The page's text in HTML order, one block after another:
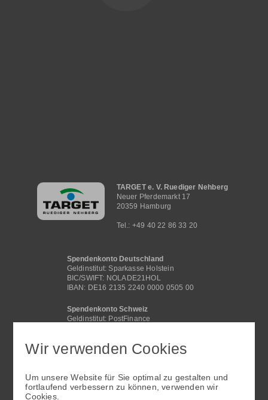
Hauptnavigation
TARGET e. V. Ruediger Nehberg
Neuer Pferdemarkt 17
20359 Hamburg
Tel.: +49 40 22 86 33 20
Spendenkonto Deutschland
Geldinstitut: Sparkasse Holstein
BIC/SWIFT: NOLADE21HOL
IBAN: DE16 2135 2240 0000 0505 00
Spendenkonto Schweiz
Geldinstitut: PostFinance
BIC/SWIFT: NOLADE21HOL
IBAN: DE16 2135 2240 0000 0505 00
Wir verwenden Cookies
Um unsere Website für Sie optimal zu gestalten und
fortlaufend verbessern zu können, verwenden wir
Cookies.